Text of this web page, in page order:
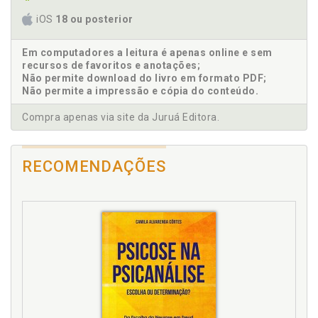
Escuta psicanalítica. Interface entre a escuta
psicanalítica e as estratégias de redução de danos,
p. 89
Estratégias de redução de danos. Interface entre a
escuta psicanalítica e as estratégias de redução de
danos, p. 89
F
Fundamentos da clínica psicanalítica, p. 63
Histórico de estratégias de redução de danos no
Interface entre a escuta psicanalítica e as
estratégias de redução de danos, p. 89
iOS 18 ou posterior
Em computadores a leitura é apenas online e sem
recursos de favoritos e anotações;
Não permite download do livro em formato PDF;
Não permite a impressão e cópia do conteúdo.
Compra apenas via site da Juruá Editora.
RECOMENDAÇÕES